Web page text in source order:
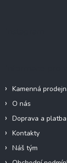
Kamenná
O nás
Doprava a platba
Kontakty
Náš tým